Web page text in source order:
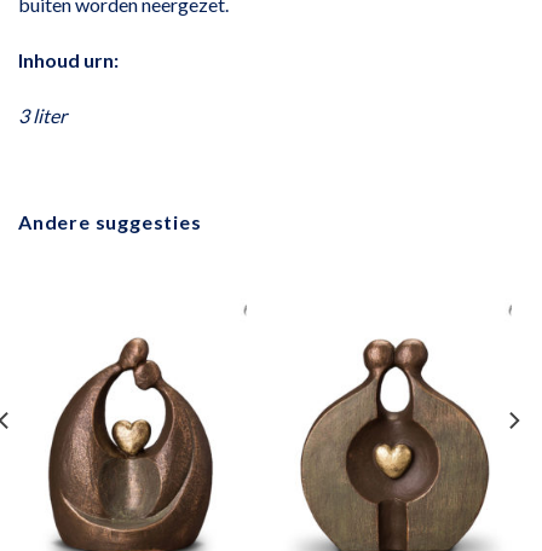
Inhoud urn:
3 liter
Andere suggesties